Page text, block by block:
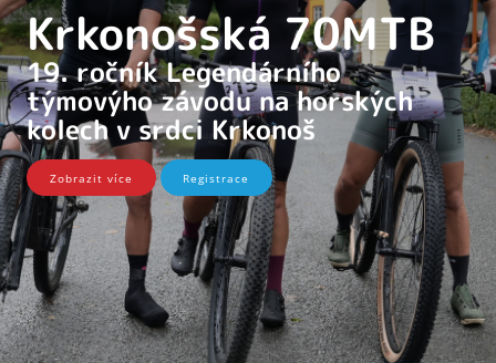
Krkonošská 70MTB
19. ročník Legendárního
týmovýho závodu na horských
kolech v srdci Krkonoš
Zobrazit více Registrace